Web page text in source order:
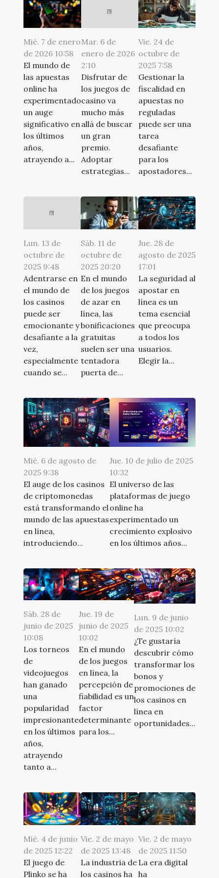
Mié. 7 de enero
de 2026 10:58
El mundo de
las apuestas
online ha
experimentado
un auge
significativo en
los últimos
años,
atrayendo a...
Mar. 6 de
enero de 2026
2:10
Disfrutar de
los juegos de
casino va
mucho más
allá de buscar
un gran
premio.
Adoptar
estrategias...
Vie. 24 de
octubre de
2025 7:58
Gestionar la
fiscalidad en
apuestas no
reguladas
puede ser una
tarea
desafiante
para los
apostadores...
Lun. 13 de
octubre de
2025 9:48
Adentrarse en
el mundo de
los casinos
puede ser
emocionante y
desafiante a la
vez,
especialmente
cuando se...
Sáb. 11 de
octubre de
2025 20:20
En el mundo
de los juegos
de azar en
línea, las
bonificaciones
gratuitas
suelen ser una
tentadora
puerta de...
Jue. 28 de
agosto de 2025
17:01
La seguridad al
apostar en
línea es un
tema esencial
que preocupa
a todos los
usuarios.
Elegir la...
Mié. 6 de agosto de
2025 9:38
El auge de los casinos
de criptomonedas
está transformando el
mundo de las apuestas
en línea,
introduciendo...
Jue. 10 de julio de 2025
10:32
El universo de las
plataformas de juego
online ha
experimentado un
crecimiento explosivo
en los últimos años...
Sáb. 28 de
junio de 2025
10:08
Los torneos
de
videojuegos
han ganado
una
popularidad
impresionante
en los últimos
años,
atrayendo
tanto a...
Jue. 19 de
junio de 2025
10:02
En el mundo
de los juegos
en línea, la
percepción de
fiabilidad es un
factor
determinante
para los...
Lun. 9 de junio
de 2025 10:02
¿Te gustaría
descubrir cómo
transformar los
bonos y
promociones de
los casinos en
línea en
oportunidades...
Mié. 4 de junio
de 2025 12:22
El juego de
Plinko se ha
Vie. 2 de mayo
de 2025 13:48
La industria de
los casinos ha
Vie. 2 de mayo
de 2025 11:50
La era digital
ha